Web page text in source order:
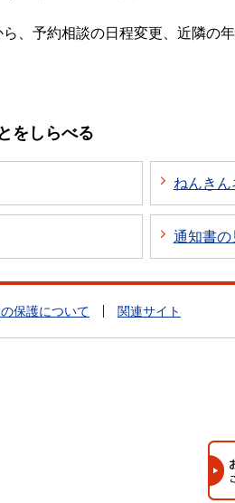
、予約相談の日程変更、近隣の
をしらべる
ねんきん
通知書の
保護について 関連サイト